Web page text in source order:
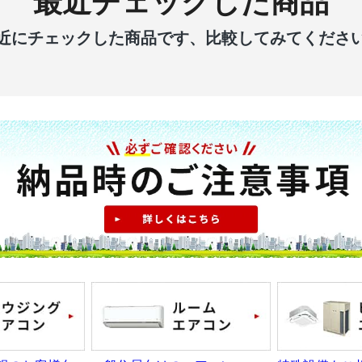
にチェックした商品です、比較してみてくださ